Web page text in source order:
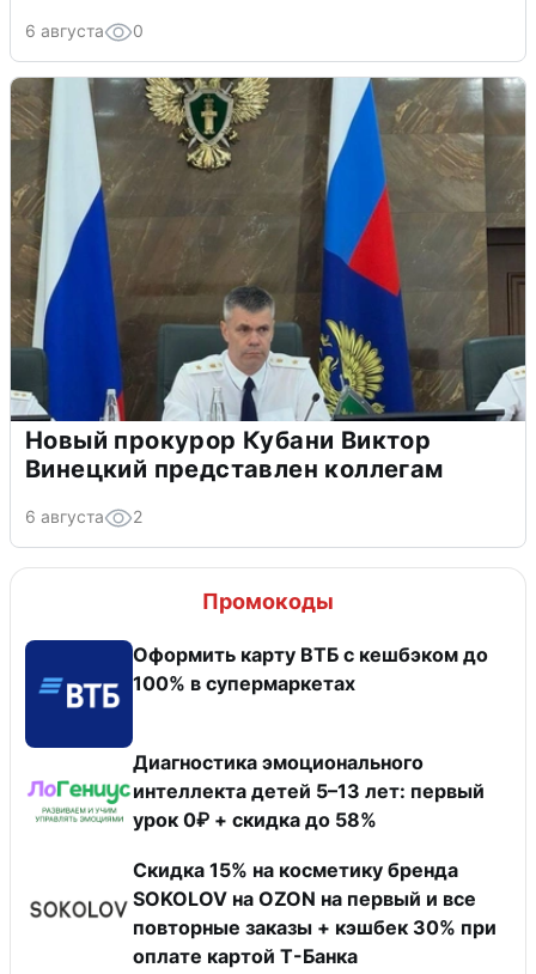
6 августа 0
Новый прокурор Кубани Виктор
Винецкий представлен коллегам
6 августа 2
Промокоды
Оформить карту ВТБ с кешбэком до
100% в супермаркетах
Диагностика эмоционального
интеллекта детей 5–13 лет: первый
урок 0₽ + скидка до 58%
Скидка 15% на косметику бренда
SOKOLOV на OZON на первый и все
повторные заказы + кэшбек 30% при
оплате картой Т-Банка